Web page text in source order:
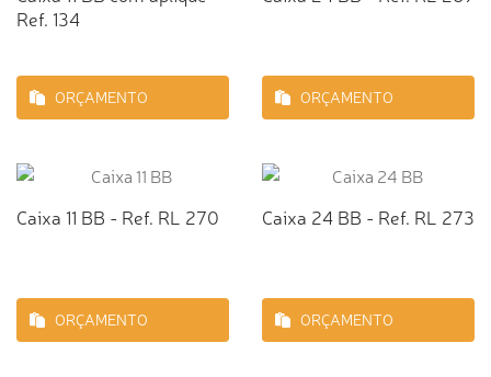
Ref. 134
ORÇAMENTO ORÇAMENTO
Caixa 11 BB - Ref. RL 270
ORÇAMENTO
Caixa 24 BB - Ref. RL 273
ORÇAMENTO